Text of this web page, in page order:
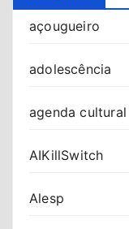
açougueiro
adolescência
agenda cultural
AIKillSwitch
Alesp